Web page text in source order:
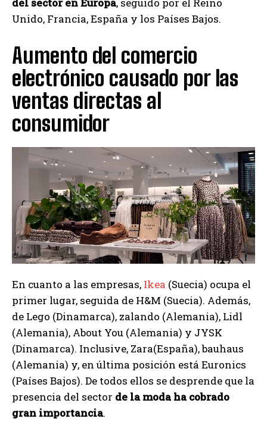
Unido, Francia, España y los Países Bajos.
Aumento del comercio
electrónico causado por las
ventas directas al
consumidor
En cuanto a las empresas, Ikea (Suecia) ocupa el
primer lugar, seguida de H&M (Suecia). Además,
de Lego (Dinamarca), zalando (Alemania), Lidl
(Alemania), About You (Alemania) y JYSK
(Dinamarca). Inclusive, Zara(España), bauhaus
(Alemania) y, en última posición está Euronics
(Países Bajos). De todos ellos se desprende que la
presencia del sector de la moda ha cobrado
gran importancia.